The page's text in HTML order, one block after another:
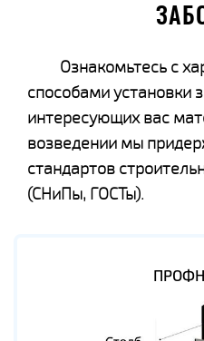
Ознакомьтесь с
способами установки
интересующих вас
возведении мы
стандартов
(СНиПы, ГОСТы).